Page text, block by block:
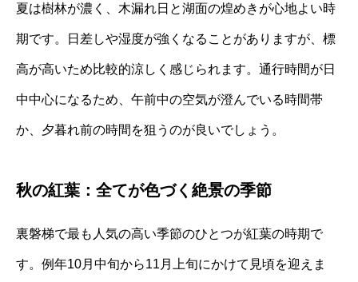
夏は樹林が濃く、木漏れ日と湖面の煌めきが心地よい時
期です。日差しや湿度が強くなることがありますが、標
高が高いため比較的涼しく感じられます。通行時間が日
中中心になるため、午前中の空気が澄んでいる時間帯
か、夕暮れ前の時間を狙うのが良いでしょう。
秋の紅葉：全てが色づく絶景の季節
裏磐梯で最も人気の高い季節のひとつが紅葉の時期で
す。例年10月中旬から11月上旬にかけて見頃を迎えま